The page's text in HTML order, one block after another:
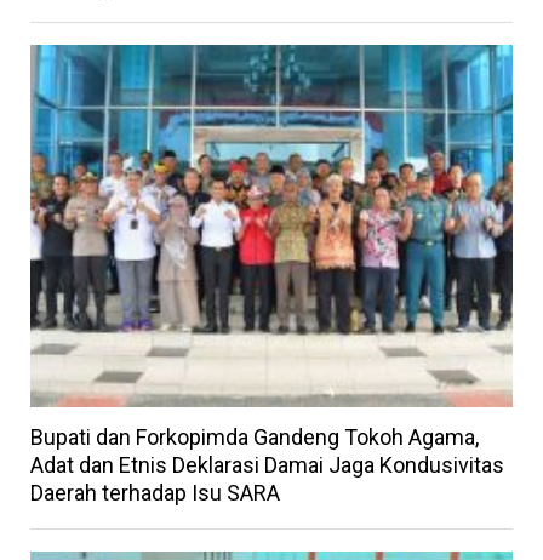
Bupati dan Forkopimda Gandeng Tokoh Agama,
Adat dan Etnis Deklarasi Damai Jaga Kondusivitas
Daerah terhadap Isu SARA